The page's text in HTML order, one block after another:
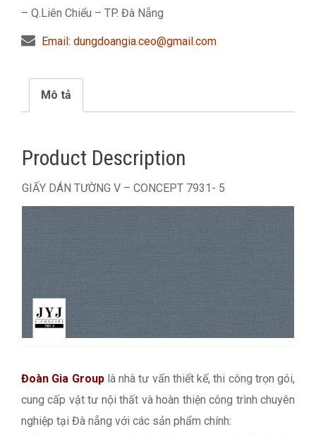
– Q.Liên Chiểu – TP. Đà Nẵng
Email: dungdoangia.ceo@gmail.com
Mô tả
Product Description
GIẤY DÁN TƯỜNG V – CONCEPT 7931- 5
Đoàn Gia Grouplà nhà tư vấn thiết kế, thi công trọn gói,
cung cấp vật tư nội thất và hoàn thiện công trình chuyên
nghiệp tại Đà nẵng với các sản phẩm chính: